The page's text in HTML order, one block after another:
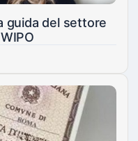
guida del settore